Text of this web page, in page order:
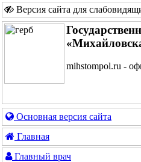
Версия сайта для
mihstompol.ru -
Основная версия сайта
Главная
Главный врач